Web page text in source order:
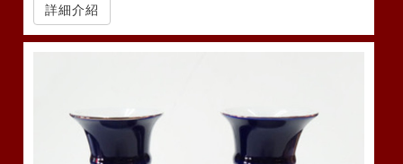
詳細介紹